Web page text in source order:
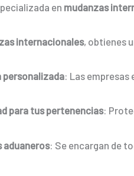
en mudanzas
internacionales, obtienes
personalizada: Las
para tus pertenencias:
aduaneros: Se encargan de